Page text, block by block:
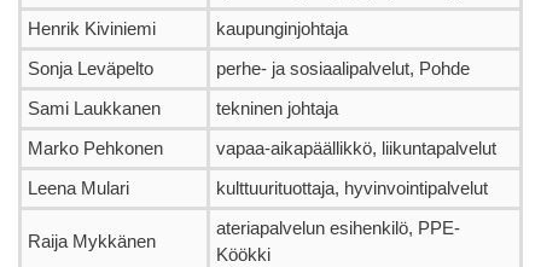
Henrik Kiviniemi kaupunginjohtaja
Sonja Leväpelto perhe- ja sosiaalipalvelut, Pohde
Sami Laukkanen tekninen johtaja
Marko Pehkonen vapaa-aikapäällikkö, liikuntapalvelut
Leena Mulari kulttuurituottaja, hyvinvointipalvelut
Raija Mykkänen
ateriapalvelun esihenkilö, PPE-
Köökki